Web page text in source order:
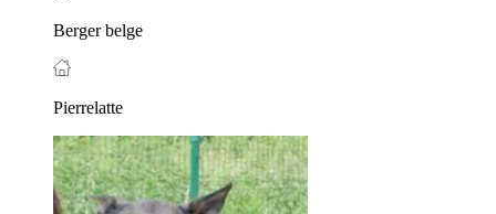
Berger belge
Pierrelatte